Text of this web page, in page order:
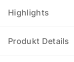
Highlights
Produkt Details